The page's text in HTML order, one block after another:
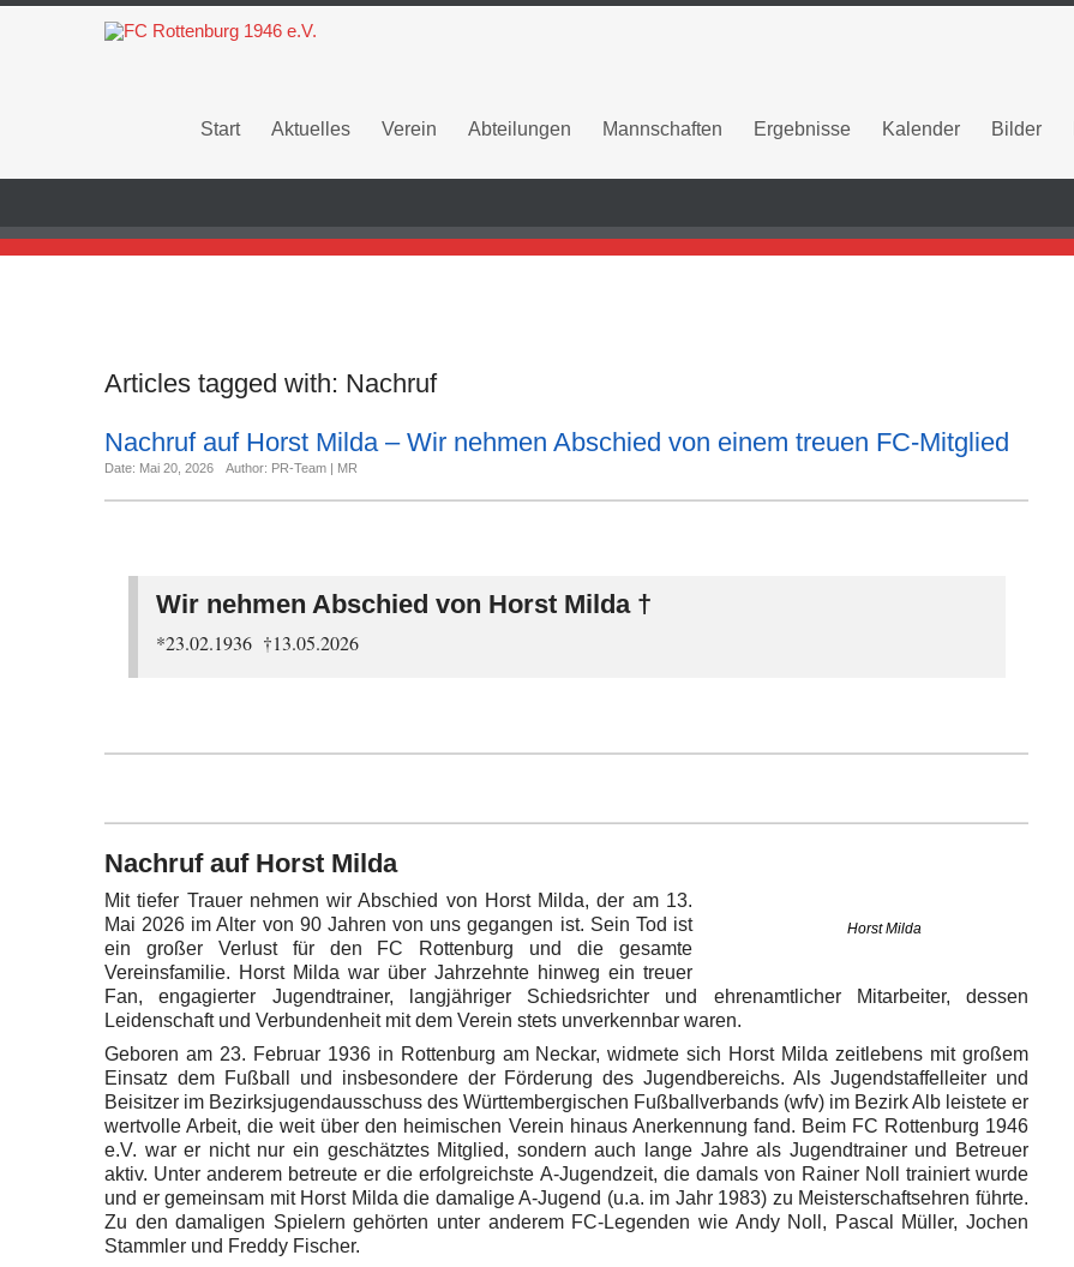
Start Aktuelles Verein Abteilungen Mannschaften Ergebnisse Kalender Bilder
Articles tagged with: Nachruf
Nachruf auf Horst Milda – Wir nehmen Abschied von einem treuen FC-Mitglied
Date: Mai 20, 2026 Author: PR-Team | MR
Wir nehmen Abschied von Horst Milda †
*23.02.1936 †13.05.2026
Nachruf auf Horst Milda
Horst Milda
Mit tiefer Trauer nehmen wir Abschied von Horst Milda, der am 13.
Mai 2026 im Alter von 90 Jahren von uns gegangen ist. Sein Tod ist
ein großer Verlust für den FC Rottenburg und die gesamte
Vereinsfamilie. Horst Milda war über Jahrzehnte hinweg ein treuer
Fan, engagierter Jugendtrainer, langjähriger Schiedsrichter und ehrenamtlicher Mitarbeiter, dessen
Leidenschaft und Verbundenheit mit dem Verein stets unverkennbar waren.
Geboren am 23. Februar 1936 in Rottenburg am Neckar, widmete sich Horst Milda zeitlebens mit großem
Einsatz dem Fußball und insbesondere der Förderung des Jugendbereichs. Als Jugendstaffelleiter und
Beisitzer im Bezirksjugendausschuss des Württembergischen Fußballverbands (wfv) im Bezirk Alb leistete er
wertvolle Arbeit, die weit über den heimischen Verein hinaus Anerkennung fand. Beim FC Rottenburg 1946
e.V. war er nicht nur ein geschätztes Mitglied, sondern auch lange Jahre als Jugendtrainer und Betreuer
aktiv. Unter anderem betreute er die erfolgreichste A-Jugendzeit, die damals von Rainer Noll trainiert wurde
und er gemeinsam mit Horst Milda die damalige A-Jugend (u.a. im Jahr 1983) zu Meisterschaftsehren führte.
Zu den damaligen Spielern gehörten unter anderem FC-Legenden wie Andy Noll, Pascal Müller, Jochen
Stammler und Freddy Fischer.